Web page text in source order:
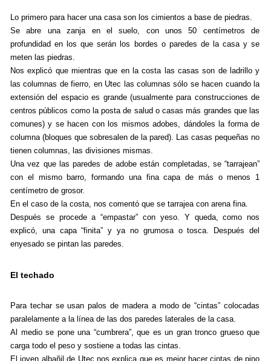
Lo primero para hacer una casa son los cimientos a base de piedras.
Se abre una zanja en el suelo, con unos 50 centímetros de
profundidad en los que serán los bordes o paredes de la casa y se
meten las piedras.
Nos explicó que mientras que en la costa las casas son de ladrillo y
las columnas de fierro, en Utec las columnas sólo se hacen cuando la
extensión del espacio es grande (usualmente para construcciones de
centros públicos como la posta de salud o casas más grandes que las
comunes) y se hacen con los mismos adobes, dándoles la forma de
columna (bloques que sobresalen de la pared). Las casas pequeñas no
tienen columnas, las divisiones mismas.
Una vez que las paredes de adobe están completadas, se “tarrajean”
con el mismo barro, formando una fina capa de más o menos 1
centímetro de grosor.
En el caso de la costa, nos comentó que se tarrajea con arena fina.
Después se procede a “empastar” con yeso. Y queda, como nos
explicó, una capa “finita” y ya no grumosa o tosca. Después del
enyesado se pintan las paredes.
El techado
Para techar se usan palos de madera a modo de “cintas” colocadas
paralelamente a la línea de las dos paredes laterales de la casa.
Al medio se pone una “cumbrera”, que es un gran tronco grueso que
carga todo el peso y sostiene a todas las cintas.
El joven albañil de Utec nos explica que es mejor hacer cintas de pino